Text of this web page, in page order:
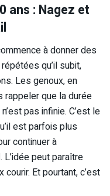
ans : Nagez et
à donner des
qu’il subit,
Les genoux, en
rappeler que la durée
pas infinie. C’est le
est parfois plus
continuer à
peut paraître
Et pourtant, c’est